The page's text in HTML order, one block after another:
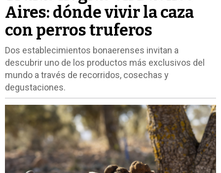
Aires: dónde vivir la caza
con perros truferos
Dos establecimientos bonaerenses invitan a
descubrir uno de los productos más exclusivos del
mundo a través de recorridos, cosechas y
degustaciones.